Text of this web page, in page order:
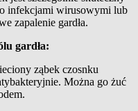
infekcjami wirusowymi lub
zapalenie gardła.
gardła:
ząbek czosnku
Można go żuć